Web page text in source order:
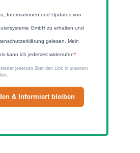
Informationen und Updates von
GmbH zu erhalten und
gelesen. Mein
kann ich jederzeit widerrufen
jederzeit über den Link in unserem
& Informiert bleiben